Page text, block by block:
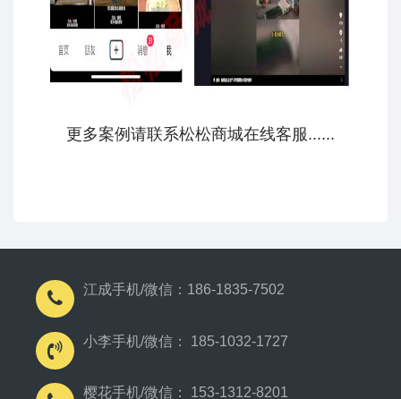
更多案例请联系松松商城在线客服......
江成手机/微信：186-1835-7502
小李手机/微信： 185-1032-1727
樱花手机/微信： 153-1312-8201